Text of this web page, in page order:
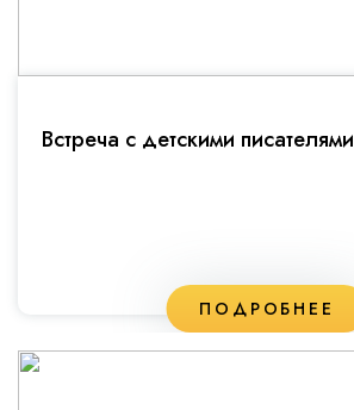
Встреча с детскими писателями
ПОДРОБНЕЕ